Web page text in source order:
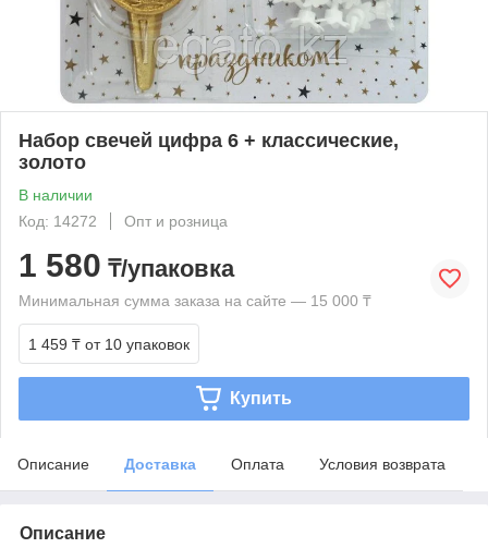
Набор свечей цифра 6 + классические,
золото
В наличии
Код: 14272
Опт и розница
1 580 ₸/упаковка
Минимальная сумма заказа на сайте — 15 000 ₸
1 459 ₸ от 10 упаковок
Купить
Описание Доставка Оплата Условия возврата
Описание